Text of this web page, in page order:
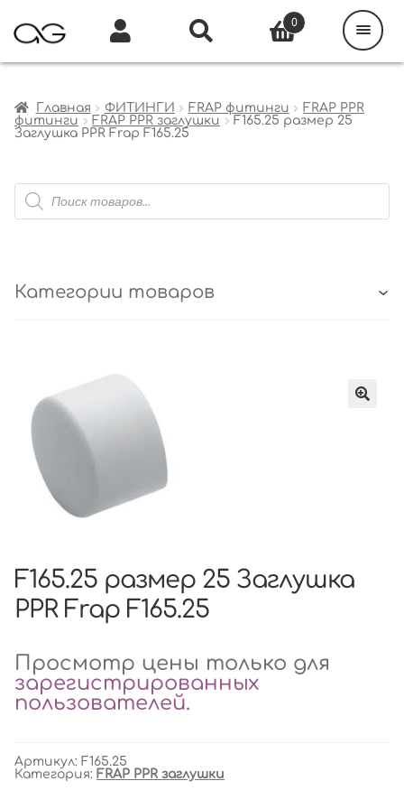
Главная ФИТИНГИ FRAP фитинги
FRAP PPR
фитинги
FRAP PPR заглушки
F165.25 размер 25
Заглушка PPR Frap F165.25
Поиск
товаров
Категории товаров
F165.25 размер 25 Заглушка
PPR Frap F165.25
Просмотр цены только для
зарегистрированных
пользователей.
Артикул: F165.25
Категория: FRAP PPR заглушки
0